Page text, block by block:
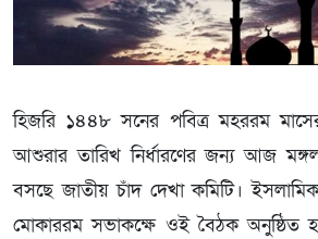
হিজরি ১৪৪৮ সনের পবিত্র মহররম
আশুরার তারিখ নির্ধারণের জন্য আজ
বসছে জাতীয় চাঁদ দেখা কমিটি।
মোকাররম সভাকক্ষে ওই বৈঠক অনুষ্ঠিত